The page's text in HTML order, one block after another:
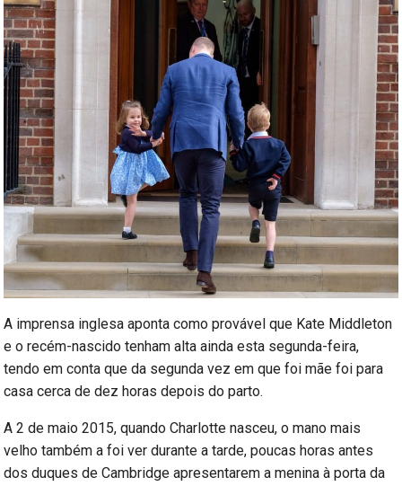
A imprensa inglesa aponta como provável que Kate Middleton
e o recém-nascido tenham alta ainda esta segunda-feira,
tendo em conta que da segunda vez em que foi mãe foi para
casa cerca de dez horas depois do parto.
A 2 de maio 2015, quando Charlotte nasceu, o mano mais
velho também a foi ver durante a tarde, poucas horas antes
dos duques de Cambridge apresentarem a menina à porta da